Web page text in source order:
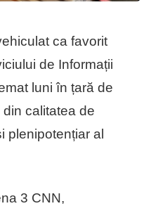
ca favorit
de Informații
luni în țară de
calitatea de
plenipotențiar al
3 CNN,